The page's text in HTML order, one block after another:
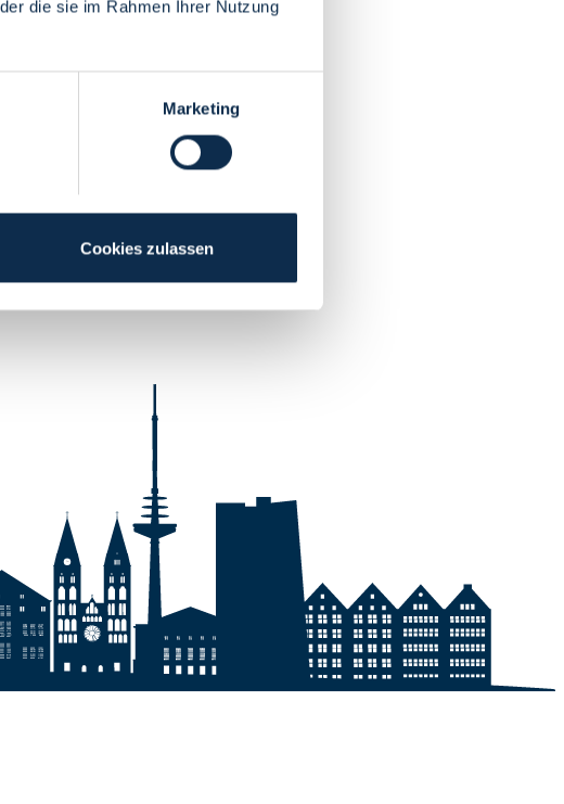
die sie im Rahmen Ihrer Nutzung
Marketing
Cookies zulassen